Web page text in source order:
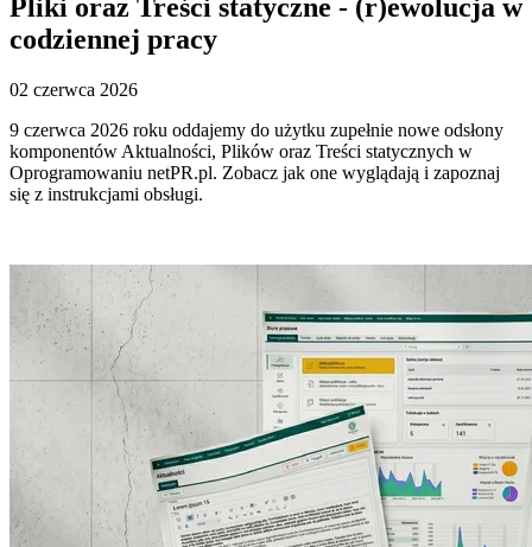
Pliki oraz Treści statyczne - (r)ewolucja w
codziennej pracy
02 czerwca 2026
9 czerwca 2026 roku oddajemy do użytku zupełnie nowe odsłony
komponentów Aktualności, Plików oraz Treści statycznych w
Oprogramowaniu netPR.pl. Zobacz jak one wyglądają i zapoznaj
się z instrukcjami obsługi.